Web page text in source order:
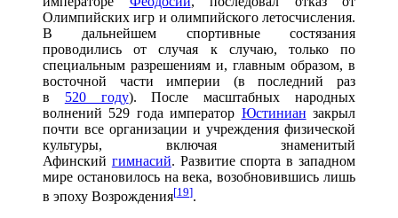
Олимпийских игр и олимпийского летосчисления.
В дальнейшем спортивные состязания
проводились от случая к случаю, только по
специальным разрешениям и, главным образом, в
восточной части империи (в последний раз
в
520 году). После масштабных народных
волнений 529 года император Юстиниан закрыл
почти все организации и учреждения физической
культуры, включая знаменитый
Афинский гимнасий. Развитие спорта в западном
мире остановилось на века, возобновившись лишь
в эпоху Возрождения[19].